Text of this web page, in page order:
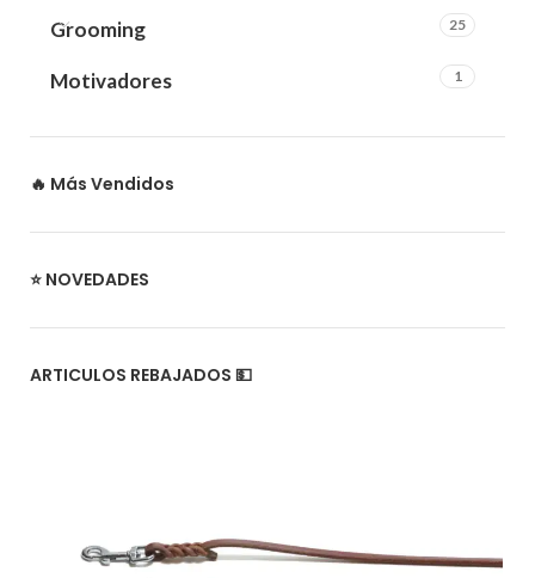
Grooming 25
Motivadores 1
🔥 Más Vendidos
⭐ NOVEDADES
ARTICULOS REBAJADOS 💵